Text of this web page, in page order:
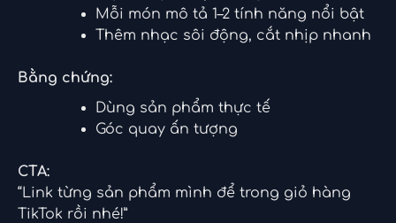
Mỗi món mô tả 1–2 tính năng nổi bật
Thêm nhạc sôi động, cắt nhịp nhanh
Bằng chứng:
Dùng sản phẩm thực tế
Góc quay ấn tượng
CTA:
“Link từng sản phẩm mình để trong giỏ hàng
TikTok rồi nhé!”